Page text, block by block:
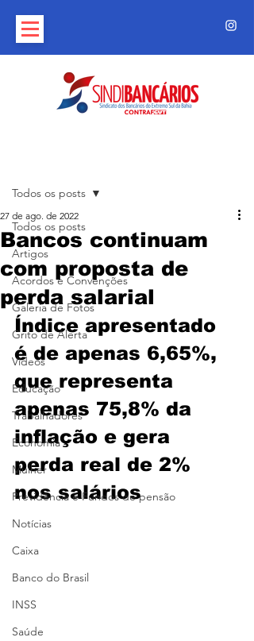
Todos os posts
Artigos
Acordos e Convenções
Galeria de Fotos
Grito de Alerta
Vídeos
Educação
Trabalhadores
Economia
Mulher
Previdência e Fundos de pensão
Notícias
Caixa
Banco do Brasil
INSS
Saúde
Todos os posts
Bancos continuam
com proposta de
perda salarial
27 de ago. de 2022
Índice apresentado
é de apenas 6,65%,
que representa
apenas 75,8% da
inflação e gera
perda real de 2%
nos salários